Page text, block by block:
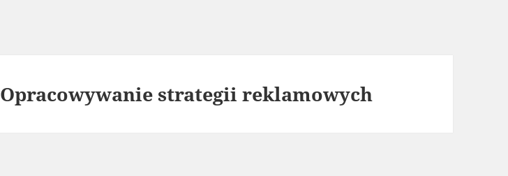
Opracowywanie strategii reklamowych